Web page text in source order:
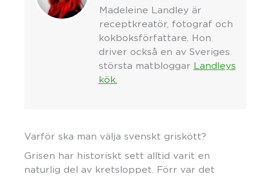
Madeleine Landley är
receptkreatör, fotograf och
kokboksförfattare. Hon
driver också en av Sveriges
största matbloggar Landleys
kök.
Varför ska man välja svenskt griskött?
Grisen har historiskt sett alltid varit en
naturlig del av kretsloppet. Förr var det